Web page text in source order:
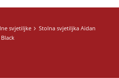
svjetiljke
Stolna svjetiljka Aidan
Black